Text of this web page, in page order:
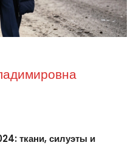
ткани, силуэты и